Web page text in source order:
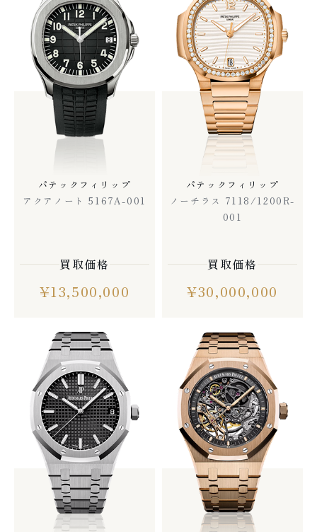
パテックフィリップ
アクアノート 5167A-001
買取価格
¥13,500,000
パテックフィリップ
ノーチラス 7118/1200R-
001
買取価格
¥30,000,000